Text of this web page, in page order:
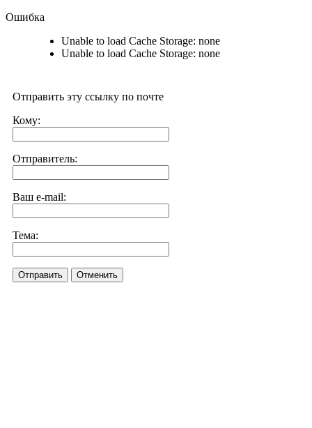
Ошибка
Unable to load Cache Storage: none
Unable to load Cache Storage: none
Отправить эту ссылку по почте
Кому:
Отправитель:
Ваш e-mail:
Тема:
Отправить Отменить